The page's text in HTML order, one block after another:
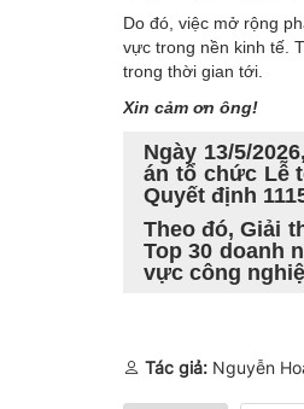
Do đó, việc mở rộng
vực trong nền kinh tế.
trong thời gian tới.
Xin cảm ơn ông!
Ngày 13/5/2026,
án tổ chức Lễ
Quyết định
Theo đó, Giải
Top 30 doanh
vực công
Tác giả: Nguyễn